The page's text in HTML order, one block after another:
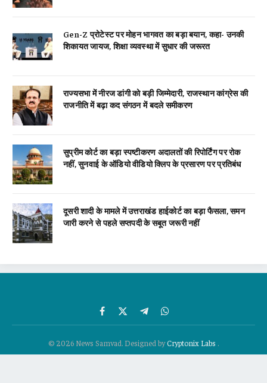
Gen-Z प्रोटेस्ट पर मोहन भागवत का बड़ा बयान, कहा- उनकी
शिकायत जायज, शिक्षा व्यवस्था में सुधार की जरूरत
राज्यसभा में नीरज डांगी को बड़ी जिम्मेदारी, राजस्थान कांग्रेस की
राजनीति में बढ़ा कद संगठन में बदले समीकरण
सुप्रीम कोर्ट का बड़ा स्पष्टीकरण अदालतों की रिपोर्टिंग पर रोक
नहीं, सुनवाई के ऑडियो वीडियो क्लिप के प्रसारण पर प्रतिबंध
दूसरी शादी के मामले में उत्तराखंड हाईकोर्ट का बड़ा फैसला, समन
जारी करने से पहले सप्तपदी के सबूत जरूरी नहीं
Facebook
X
TelegramWhatsApp
© 2026 News Samvad. Designed byCryptonix Labs .